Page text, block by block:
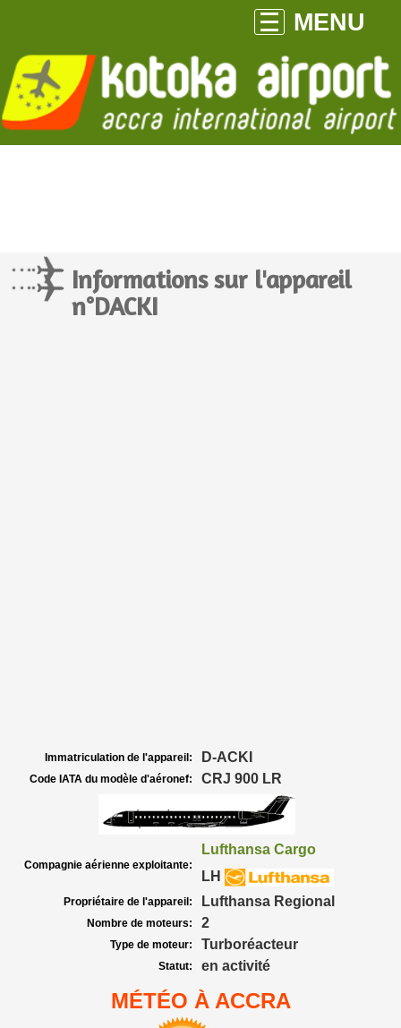
MENU
Informations sur l'appareil
n°DACKI
Immatriculation de l'appareil: D-ACKI
Code IATA du modèle d'aéronef: CRJ 900 LR
Compagnie aérienne exploitante:
Lufthansa Cargo
LH
Propriétaire de l'appareil: Lufthansa Regional
Nombre de moteurs: 2
Type de moteur: Turboréacteur
Statut: en activité
MÉTÉO À ACCRA